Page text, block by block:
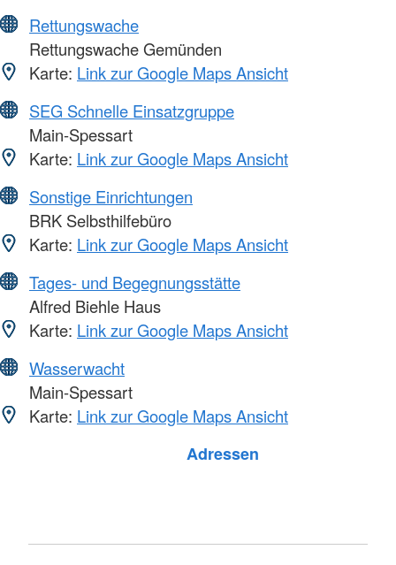
Rettungswache
Rettungswache Gemünden
Karte: Link zur Google Maps Ansicht
SEG Schnelle Einsatzgruppe
Main-Spessart
Karte: Link zur Google Maps Ansicht
Sonstige Einrichtungen
BRK Selbsthilfebüro
Karte: Link zur Google Maps Ansicht
Tages- und Begegnungsstätte
Alfred Biehle Haus
Karte: Link zur Google Maps Ansicht
Wasserwacht
Main-Spessart
Karte: Link zur Google Maps Ansicht
Adressen